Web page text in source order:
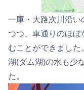
一庫・大路次川沿い
つつ、車通りのほぼ
むことができました
湖(ダム湖)の水も少
た。